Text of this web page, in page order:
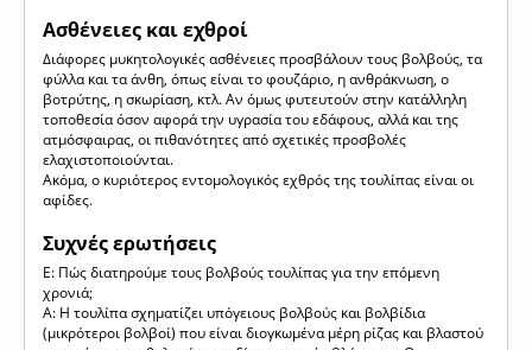
Ασθένειες και εχθροί
Διάφορες μυκητολογικές ασθένειες προσβάλουν τους βολβούς, τα
φύλλα και τα άνθη, όπως είναι το φουζάριο, η ανθράκνωση, ο
βοτρύτης, η σκωρίαση, κτλ. Αν όμως φυτευτούν στην κατάλληλη
τοποθεσία όσον αφορά την υγρασία του εδάφους, αλλά και της
ατμόσφαιρας, οι πιθανότητες από σχετικές προσβολές
ελαχιστοποιούνται.
Ακόμα, ο κυριότερος εντομολογικός εχθρός της τουλίπας είναι οι
αφίδες.
Συχνές ερωτήσεις
Ε: Πώς διατηρούμε τους βολβούς τουλίπας για την επόμενη
χρονιά;
Α: H τουλίπα σχηματίζει υπόγειους βολβούς και βολβίδια
(μικρότεροι βολβοί) που είναι διογκωμένα μέρη ρίζας και βλαστού